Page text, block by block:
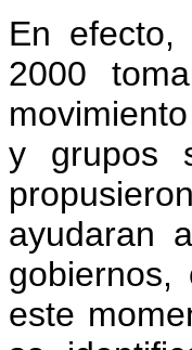
En
2000
y grupos
ayudaran
este